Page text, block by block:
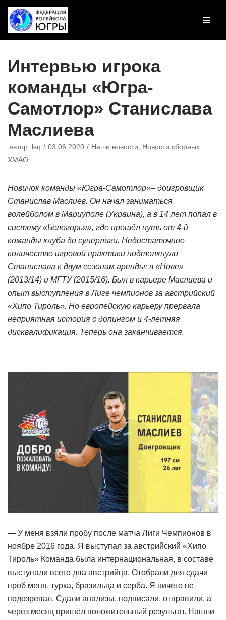
Перейти
к
Интервью игрока
команды «Югра-
Самотлор» Станислава
Маслиева
автор: lsq 03.06.2020 Наши новости
Новости сборных
ХМАО
Новичок команды «Югра-Самотлор»– доигровщик
Станислав Маслиев. Он начал заниматься
волейболом в Мариуполе (Украина), а в 14 лет попал в
систему «Белогорья», где прошёл путь от 4-й
команды клуба до суперлиги. Недостаточное
количество игровой практики подтолкнуло
Станислава к двум сезонам аренды: в «Нове»
(2013/14) и МГТУ (2015/16). Был в карьере Маслиева и
опыт выступления в Лиге чемпионов за австрийский
«Хипо Тироль». Но европейскую карьеру прервала
неприятная история с допингом и 4-летняя
дисквалификация. Теперь она заканчивается.
— У меня взяли пробу после матча Лиги Чемпионов в
ноябре 2016 года. Я выступал за австрийский «Хипо
Тироль» Команда была интернациональная, в составе
выступали всего два австрийца. Отобрали для сдачи
проб меня, турка, бразильца и серба. Я ничего не
подозревал. Сдали анализы, подписали, отправили, а
через месяц пришёл положительный результат. Нашли